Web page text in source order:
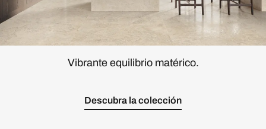
Vibrante equilibrio matérico.
Descubra la colección